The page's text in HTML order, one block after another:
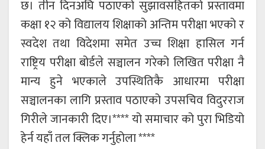
छ। तीन दिनअघि पठाएको सुझावसहितको प्रस्तावमा
कक्षा १२ को विद्यालय शिक्षाको अन्तिम परीक्षा भएको र
स्वदेश तथा विदेशमा समेत उच्च शिक्षा हासिल गर्न
राष्ट्रिय परीक्षा बोर्डले सञ्चालन गरेको लिखित परीक्षा नै
मान्य हुने भएकाले उपस्थितिकै आधारमा परीक्षा
सञ्चालनका लागि प्रस्ताव पठाएको उपसचिव विदुरराज
गिरीले जानकारी दिए।**** यो समाचार को पुरा भिडियो
हेर्न यहाँ तल क्लिक गर्नुहोला ****